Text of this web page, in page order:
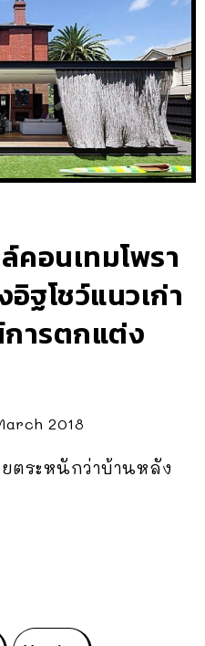
คอนเทมโพรา
ฐโชว์แนวเก่า
ารตกแต่ง
2018
ตระหนักว่าบ้านหลัง